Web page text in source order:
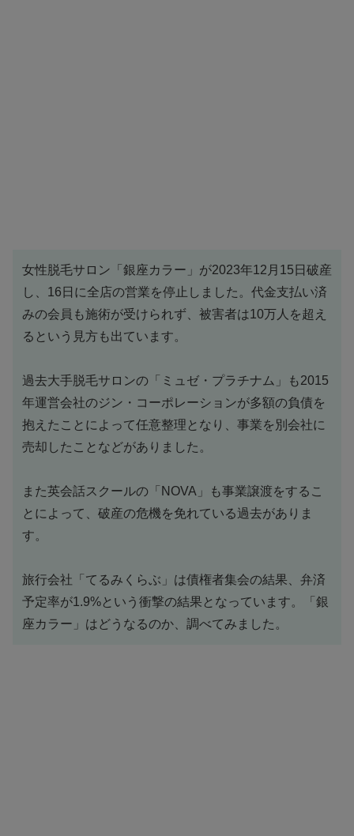
女性脱毛サロン「銀座カラー」が2023年12月15日破産
し、16日に全店の営業を停止しました。代金支払い済
みの会員も施術が受けられず、被害者は10万人を超え
るという見方も出ています。
過去大手脱毛サロンの「ミュゼ・プラチナム」も2015
年運営会社のジン・コーポレーションが多額の負債を
抱えたことによって任意整理となり、事業を別会社に
売却したことなどがありました。
また英会話スクールの「NOVA」も事業譲渡をするこ
とによって、破産の危機を免れている過去がありま
す。
旅行会社「てるみくらぶ」は債権者集会の結果、弁済
予定率が1.9%という衝撃の結果となっています。「銀
座カラー」はどうなるのか、調べてみました。